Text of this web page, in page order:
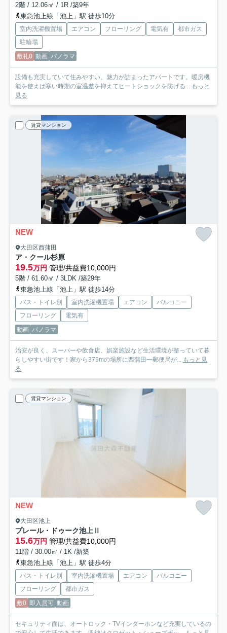
2階 / 12.06㎡ / 1R /築9年
東急池上線「池上」駅 徒歩10分
室内洗濯機置場 エアコン フローリング 電気有
都市ガス
駐輪場
敷礼0 動画 パノラマ
設備も充実していて住みやすい、魅力が詰まったアパートです。暖房機
能を使えば寒い時期の室温差を抑えてヒートショックを防げる... もっと
見る
賃貸マンション
NEW
大田区西蒲田
ア・クール杉原
19.5万円 管理/共益費10,000円
5階 / 61.60㎡ / 3LDK /築29年
東急池上線「池上」駅 徒歩14分
バス・トイレ別 室内洗濯機置場 エアコン
バルコニー
フローリング
電気有
動画 パノラマ
治安が良く、スーパーや飲食店、娯楽施設など生活環境が整っていて暮
らしやすい街です！家から379mの場所に西蒲田一郵便局が... もっと見
る
賃貸マンション
NEW
大田区池上
プレール・ドゥーク池上Ⅱ
15.6万円 管理/共益費10,000円
11階 / 30.00㎡ / 1K /新築
東急池上線「池上」駅 徒歩4分
バス・トイレ別 室内洗濯機置場 エアコン
バルコニー
フローリング
都市ガス
敷0 即入居可 動画
セキュリティ面は、オートロック・TVインターホンなど充実しているの